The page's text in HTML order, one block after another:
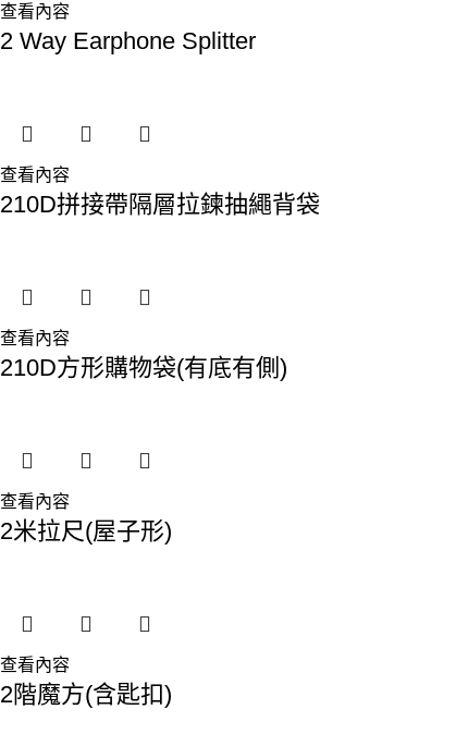
查看內容
2 Way Earphone Splitter
查看內容
210D拼接帶隔層拉鍊抽繩背袋
查看內容
210D方形購物袋(有底有側)
查看內容
2米拉尺(屋子形)
查看內容
2階魔方(含匙扣)